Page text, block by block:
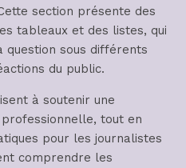
section présente des
tableaux et des listes, qui
question sous différents
du public.
à soutenir une
tout en
pour les journalistes
comprendre les